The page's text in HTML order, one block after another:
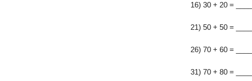
16) 30 + 20 = ____
21) 50 + 50 = ____
26) 70 + 60 = ____
31) 70 + 80 = ____